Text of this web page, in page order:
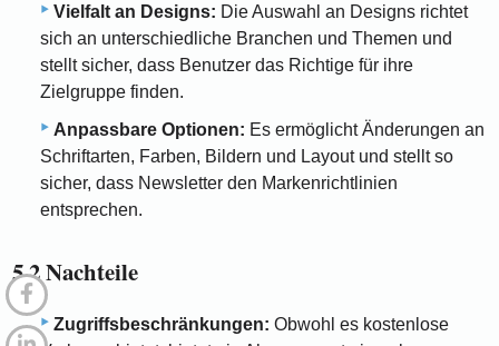
Vielfalt an Designs: Die Auswahl an Designs richtet
sich an unterschiedliche Branchen und Themen und
stellt sicher, dass Benutzer das Richtige für ihre
Zielgruppe finden.
Anpassbare Optionen: Es ermöglicht Änderungen an
Schriftarten, Farben, Bildern und Layout und stellt so
sicher, dass Newsletter den Markenrichtlinien
entsprechen.
5.2 Nachteile
Zugriffsbeschränkungen: Obwohl es kostenlose